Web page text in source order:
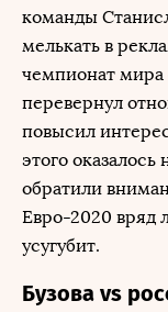
команды
мелькать в
чемпионат мира
перевернул
повысил
этого
обратили
Евро-2020 вряд
усугубит.
Бузова vs